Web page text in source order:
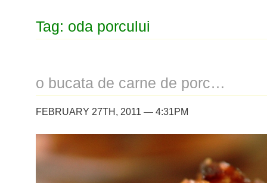
Tag: oda porcului
o bucata de carne de porc…
FEBRUARY 27TH, 2011 — 4:31PM